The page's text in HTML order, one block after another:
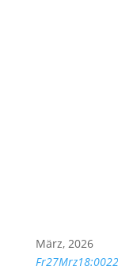
März, 2026
Fr27Mrz18:00